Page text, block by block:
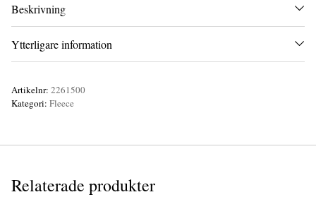
Beskrivning
Ytterligare information
Artikelnr: 2261500
Kategori: Fleece
Relaterade produkter